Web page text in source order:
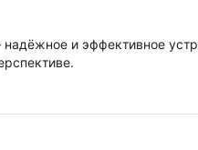
и эффективное